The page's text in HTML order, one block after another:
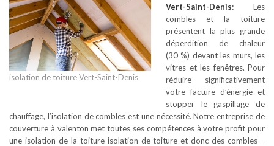
isolation de toiture Vert-Saint-Denis
Vert-Saint-Denis: Les
combles et la toiture
présentent la plus grande
déperdition de chaleur
(30 %) devant les murs, les
vitres et les fenêtres. Pour
réduire significativement
votre facture d’énergie et
stopper le gaspillage de
chauffage, l’isolation de combles est une nécessité. Notre entreprise de
couverture à valenton met toutes ses compétences à votre profit pour
une isolation de la toiture isolation de toiture et donc des combles –